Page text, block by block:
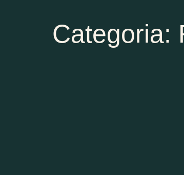
Categoria: